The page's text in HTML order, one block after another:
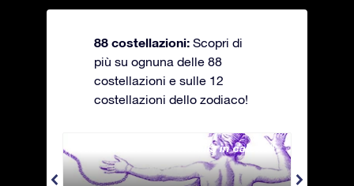
88 costellazioni: Scopri di
più su ognuna delle 88
costellazioni e sulle 12
costellazioni dello zodiaco!
Andromeda - La fanciulla in catene